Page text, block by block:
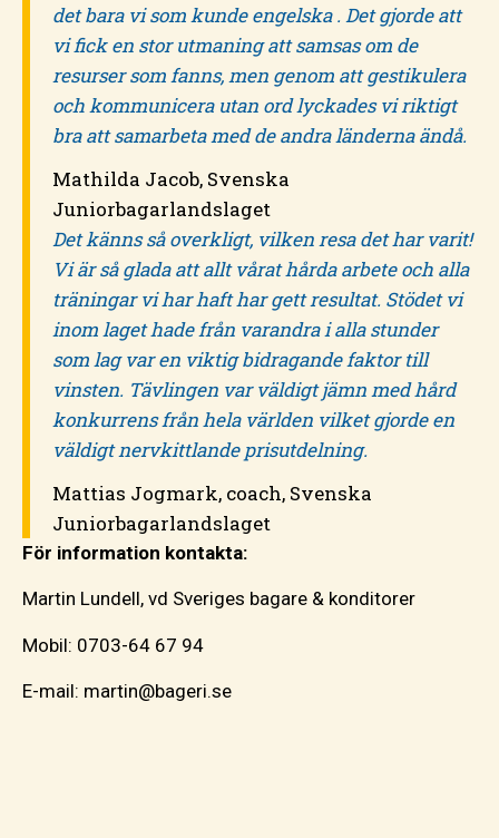
det bara vi som kunde engelska . Det gjorde att
vi fick en stor utmaning att samsas om de
resurser som fanns, men genom att gestikulera
och kommunicera utan ord lyckades vi riktigt
bra att samarbeta med de andra länderna ändå.
Mathilda Jacob, Svenska
Juniorbagarlandslaget
Det känns så overkligt, vilken resa det har varit!
Vi är så glada att allt vårat hårda arbete och alla
träningar vi har haft har gett resultat. Stödet vi
inom laget hade från varandra i alla stunder
som lag var en viktig bidragande faktor till
vinsten. Tävlingen var väldigt jämn med hård
konkurrens från hela världen vilket gjorde en
väldigt nervkittlande prisutdelning.
Mattias Jogmark, coach, Svenska
Juniorbagarlandslaget
För information kontakta:
Martin Lundell, vd Sveriges bagare & konditorer
Mobil: 0703-64 67 94
E-mail: martin@bageri.se